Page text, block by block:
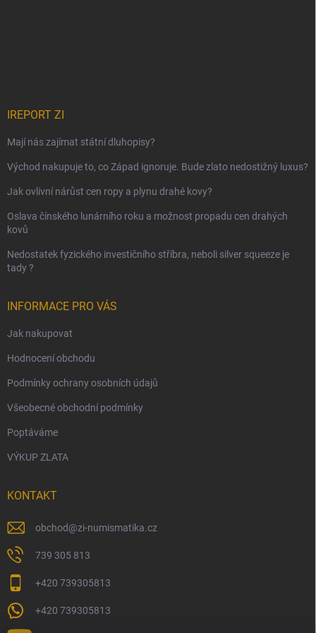
IREPORT ZI
Mají nás zajímat státní dluhopisy?
Východ nakupuje to, co Západ ignoruje. Bude zlato nedostižný luxus?
Jak ovlivní nárůst cen ropy a plynu drahé kovy?
Oslava čínského lunárního roku a možnost propadu cen drahých
kovů
Nedostatek fyzického investičního stříbra, neboli silver squeeze je
tady ?
INFORMACE PRO VÁS
Jak nakupovat
Hodnocení obchodu
Podmínky ochrany osobních údajů
Všeobecné obchodní podmínky
Poptáváme
VÝKUP ZLATA
KONTAKT
obchod@zi-numismatika.cz
739 305 813
+420 739305813
+420 739305813